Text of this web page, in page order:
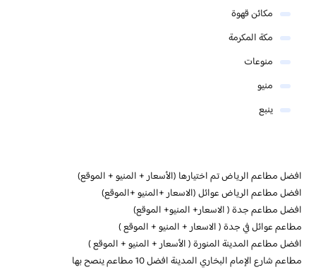
مكائن قهوة
مكة المكرمة
منوعات
منيو
ينبع
افضل مطاعم الرياض تم اختيارها (الأسعار + المنيو + الموقع)
افضل مطاعم الرياض عوائل (الاسعار +المنيو +الموقع)
افضل مطاعم جدة ( الاسعار+ المنيو+ الموقع)
مطاعم عوائل في جدة ( الاسعار + المنيو + الموقع )
افضل مطاعم المدينة المنورة ( الأسعار + المنيو + الموقع )
مطاعم شارع الإمام البخاري المدينة افضل 10 مطاعم ينصح بها